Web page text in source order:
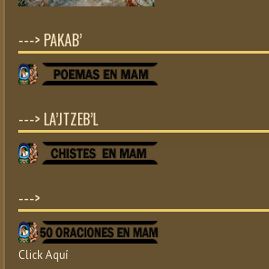
---> PAKAB’
---> LA’JTZEB’L
--->
Click Aquí